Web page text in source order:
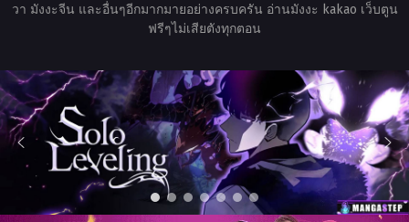
วา มังงะจีน และอื่นๆอีกมากมายอย่างครบครัน อ่านมังงะ kakao เว็บตูน
ฟรีๆไม่เสียตังทุกตอน